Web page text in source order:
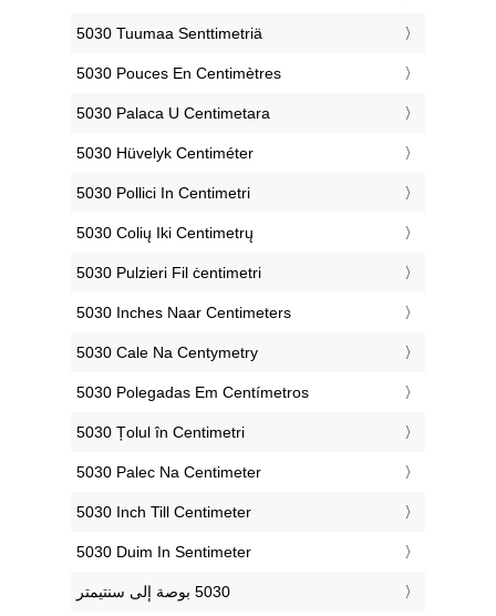
‎5030 Tuumaa Senttimetriä
‎5030 Pouces En Centimètres
‎5030 Palaca U Centimetara
‎5030 Hüvelyk Centiméter
‎5030 Pollici In Centimetri
‎5030 Colių Iki Centimetrų
‎5030 Pulzieri Fil ċentimetri
‎5030 Inches Naar Centimeters
‎5030 Cale Na Centymetry
‎5030 Polegadas Em Centímetros
‎5030 Țolul în Centimetri
‎5030 Palec Na Centimeter
‎5030 Inch Till Centimeter
‎5030 Duim In Sentimeter